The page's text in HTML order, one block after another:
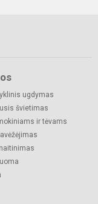
ugdymas
švietimas
ir tėvams